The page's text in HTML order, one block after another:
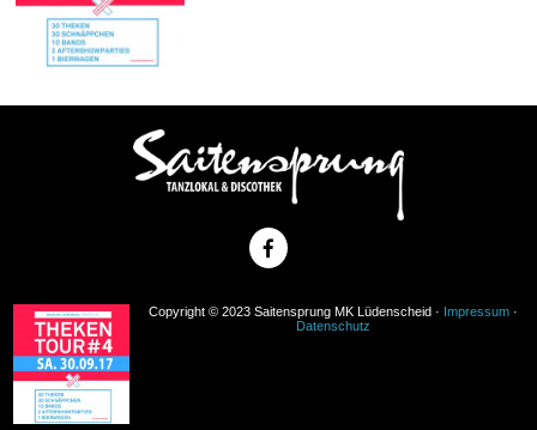
Copyright © 2023 Saitensprung MK Lüdenscheid · Impressum ·
Datenschutz